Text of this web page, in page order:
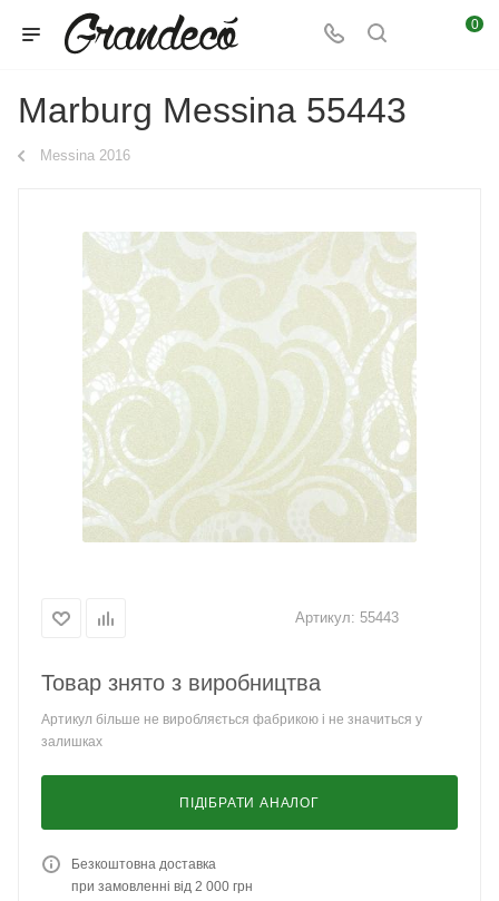
0
Marburg Messina 55443
Messina 2016
Артикул: 55443
Товар знято з виробництва
Артикул більше не виробляється фабрикою і не значиться у
залишках
ПІДІБРАТИ АНАЛОГ
Безкоштовна доставка
при замовленні від 2 000 грн